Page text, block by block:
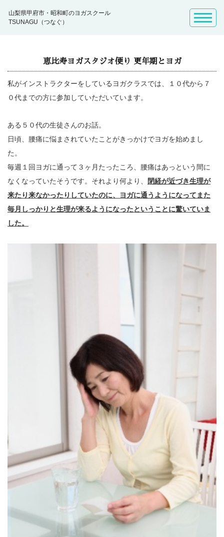
山梨県甲府市・昭和町のヨガスクール
TSUNAGU（つなぐ）
恵比寿ヨガスタジオ便り 更年期とヨガ
私がインストラクターをしているヨガクラスでは、１０代から７
０代までの方に参加していただいています。
ある５０代の生徒さんのお話。
日頃、腰痛に悩まされていたことがきっかけでヨガを始めまし
た。
毎週１回ヨガに通って３ヶ月たったころ、腰痛はあっという間に
なくなっていたそうです。それより何より、
閉経が近づき生理が
来たり来なかったりしていたのに、ヨガに通うようになってまた
毎月しっかりと生理が来るようになったということに驚いていま
した。